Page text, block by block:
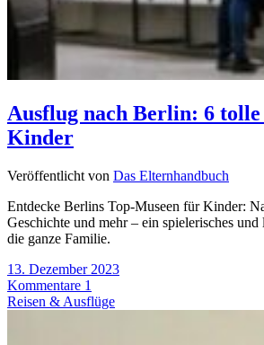
Ausflug nach Berlin: 6
Kinder
Veröffentlicht von Das Elternhandbuch
Entdecke Berlins Top-Museen für Kinder:
Geschichte und mehr – ein spielerisches
die ganze Familie.
13. Dezember 2023
Kommentare 1
Reisen & Ausflüge